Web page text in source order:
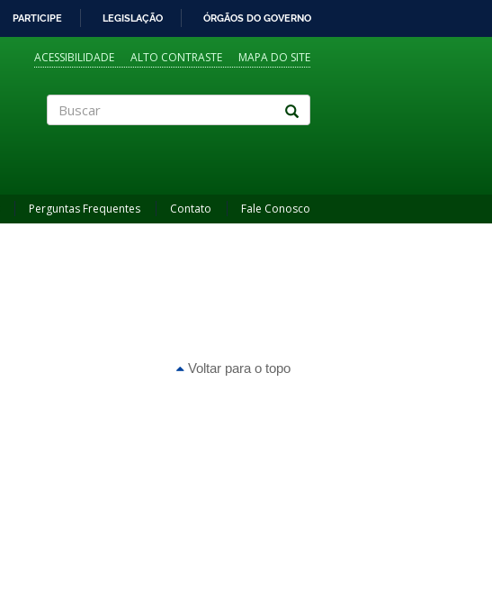
PARTICIPE LEGISLAÇÃO ÓRGÃOS DO GOVERNO
ACESSIBILIDADE ALTO CONTRASTE MAPA DO SITE
Perguntas Frequentes Contato Fale Conosco
Voltar para o topo